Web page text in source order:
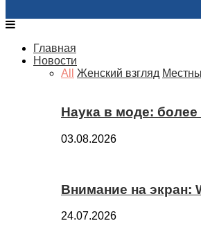
Главная
Новости
All
Женский взгляд
Наука в моде:
03.08.2026
Внимание на экран:
24.07.2026